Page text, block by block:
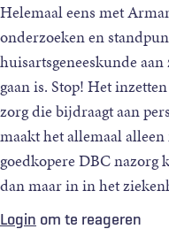
Helemaal eens met
onderzoeken en
huisartsgeneeskunde
gaan is. Stop! Het
zorg die bijdraagt aan
maakt het allemaal
goedkopere DBC nazorg
dan maar in in het
Login om te reageren